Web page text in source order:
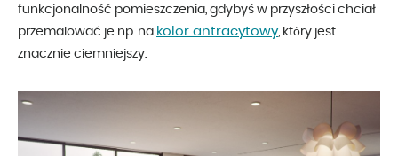
funkcjonalność pomieszczenia, gdybyś w przyszłości chciał
przemalować je np. na kolor antracytowy, który jest
znacznie ciemniejszy.